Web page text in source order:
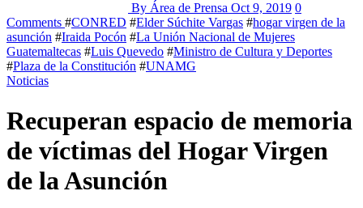
By Área de Prensa Oct 9, 2019 0
Comments #CONRED #Elder Súchite Vargas #hogar virgen de la
asunción #Iraida Pocón #La Unión Nacional de Mujeres
Guatemaltecas #Luis Quevedo #Ministro de Cultura y Deportes
#Plaza de la Constitución #UNAMG
Noticias
Recuperan espacio de memoria
de víctimas del Hogar Virgen
de la Asunción